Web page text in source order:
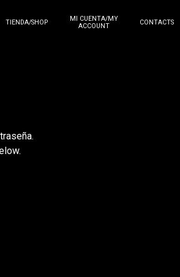
TIENDA/SHOP
MI CUENTA/MY
ACCOUNT
CONTACTS